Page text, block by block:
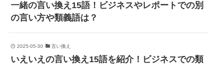
一緒の言い換え15語！ビジネスやレポートでの別
の言い方や類義語は？
2025-05-30 言い換え
いえいえの言い換え15語を紹介！ビジネスでの類